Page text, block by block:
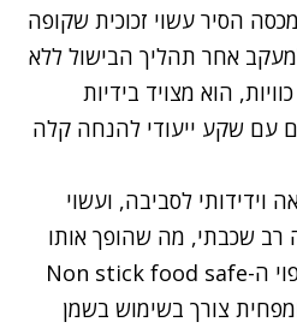
הסיר עשוי זכוכית שקופה
אחר תהליך הבישול ללא
הוא מצויד בידיות
עם שקע ייעודי להנחה קלה
וידידותי לסביבה, ועשוי
רב שכבתי, מה שהופך אותו
לחזק ועמיד לאורך זמן. ציפוי ה-Non stick food safe
צורך בשימוש בשמן